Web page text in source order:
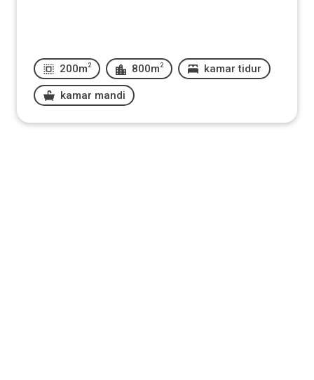
200m 2 800m 2 kamar tidur
kamar mandi